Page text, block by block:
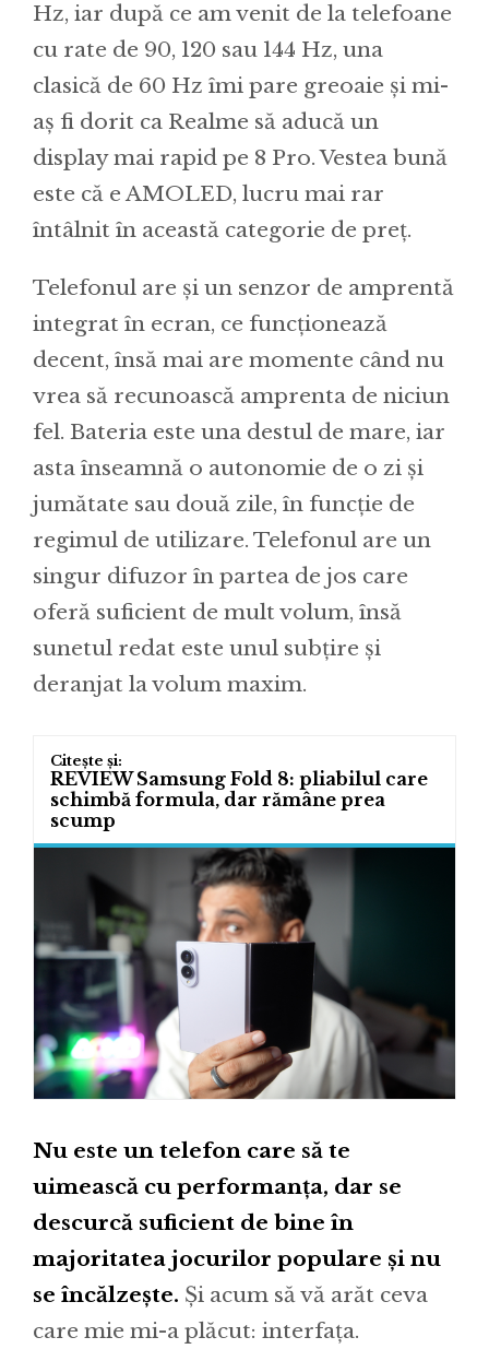
Hz, iar după ce am venit de la telefoane
cu rate de 90, 120 sau 144 Hz, una
clasică de 60 Hz îmi pare greoaie și mi-
aș fi dorit ca Realme să aducă un
display mai rapid pe 8 Pro. Vestea bună
este că e AMOLED, lucru mai rar
întâlnit în această categorie de preț.
Telefonul are și un senzor de amprentă
integrat în ecran, ce funcționează
decent, însă mai are momente când nu
vrea să recunoască amprenta de niciun
fel. Bateria este una destul de mare, iar
asta înseamnă o autonomie de o zi și
jumătate sau două zile, în funcție de
regimul de utilizare. Telefonul are un
singur difuzor în partea de jos care
oferă suficient de mult volum, însă
sunetul redat este unul subțire și
deranjat la volum maxim.
REVIEW Samsung Fold 8: pliabilul care
schimbă formula, dar rămâne prea
scump
Nu este un telefon care să te
uimească cu performanța, dar se
descurcă suficient de bine în
majoritatea jocurilor populare și nu
se încălzește. Și acum să vă arăt ceva
care mie mi-a plăcut: interfața.